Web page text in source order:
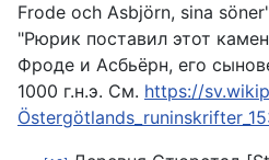
Frode och Asbjörn, sina
"Рюрик поставил этот
Фроде и Асбьёрн, его
1000 г.н.э. См. https://